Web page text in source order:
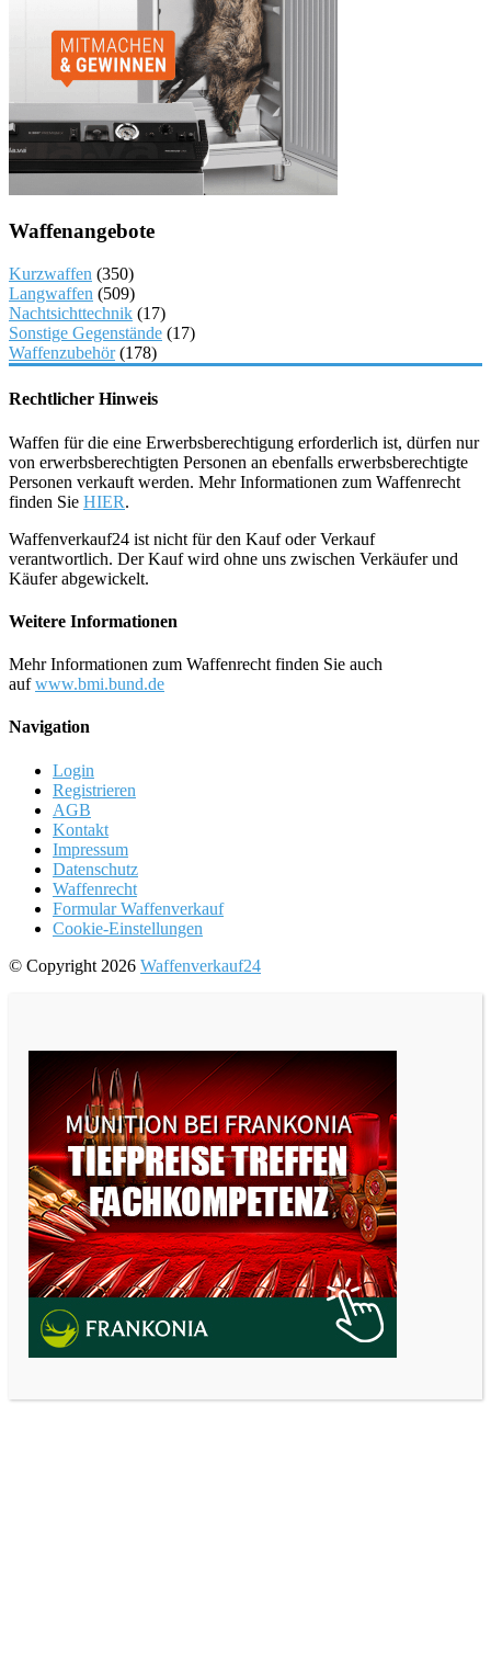
Waffenangebote
Kurzwaffen (350)
Langwaffen (509)
Nachtsichttechnik (17)
Sonstige Gegenstände (17)
Waffenzubehör(178)
Rechtlicher Hinweis
Waffen für die eine Erwerbsberechtigung erforderlich ist, dürfen nur
von erwerbsberechtigten Personen an ebenfalls erwerbsberechtigte
Personen verkauft werden. Mehr Informationen zum Waffenrecht
finden Sie HIER.
Waffenverkauf24 ist nicht für den Kauf oder Verkauf
verantwortlich. Der Kauf wird ohne uns zwischen Verkäufer und
Käufer abgewickelt.
Weitere Informationen
Mehr Informationen zum Waffenrecht finden Sie auch
aufwww.bmi.bund.de
Navigation
Login
Registrieren
AGB
Kontakt
Impressum
Datenschutz
Waffenrecht
Formular Waffenverkauf
Cookie-Einstellungen
© Copyright 2026 Waffenverkauf24